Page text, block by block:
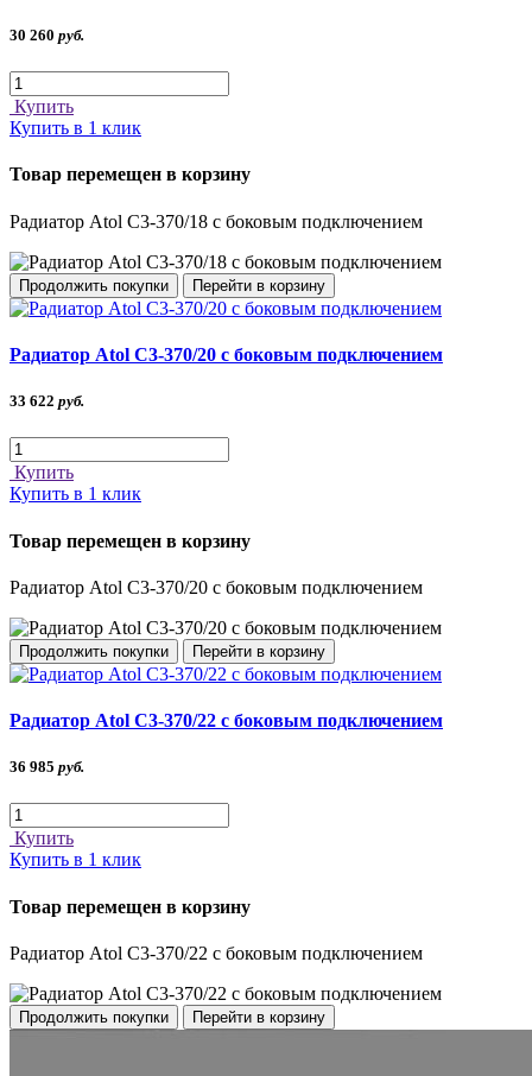
30 260 руб.
Купить
Купить в 1 клик
Товар перемещен в корзину
Радиатор Atol C3-370/18 с боковым подключением
Продолжить покупки Перейти в корзину
Радиатор Atol C3-370/20 с боковым подключением
33 622 руб.
Купить
Купить в 1 клик
Товар перемещен в корзину
Радиатор Atol C3-370/20 с боковым подключением
Продолжить покупки Перейти в корзину
Радиатор Atol C3-370/22 с боковым подключением
36 985 руб.
Купить
Купить в 1 клик
Товар перемещен в корзину
Радиатор Atol C3-370/22 с боковым подключением
Продолжить покупки Перейти в корзину